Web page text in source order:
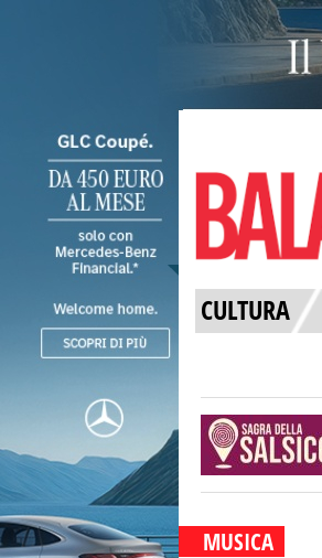
CULTURA
MUSICA